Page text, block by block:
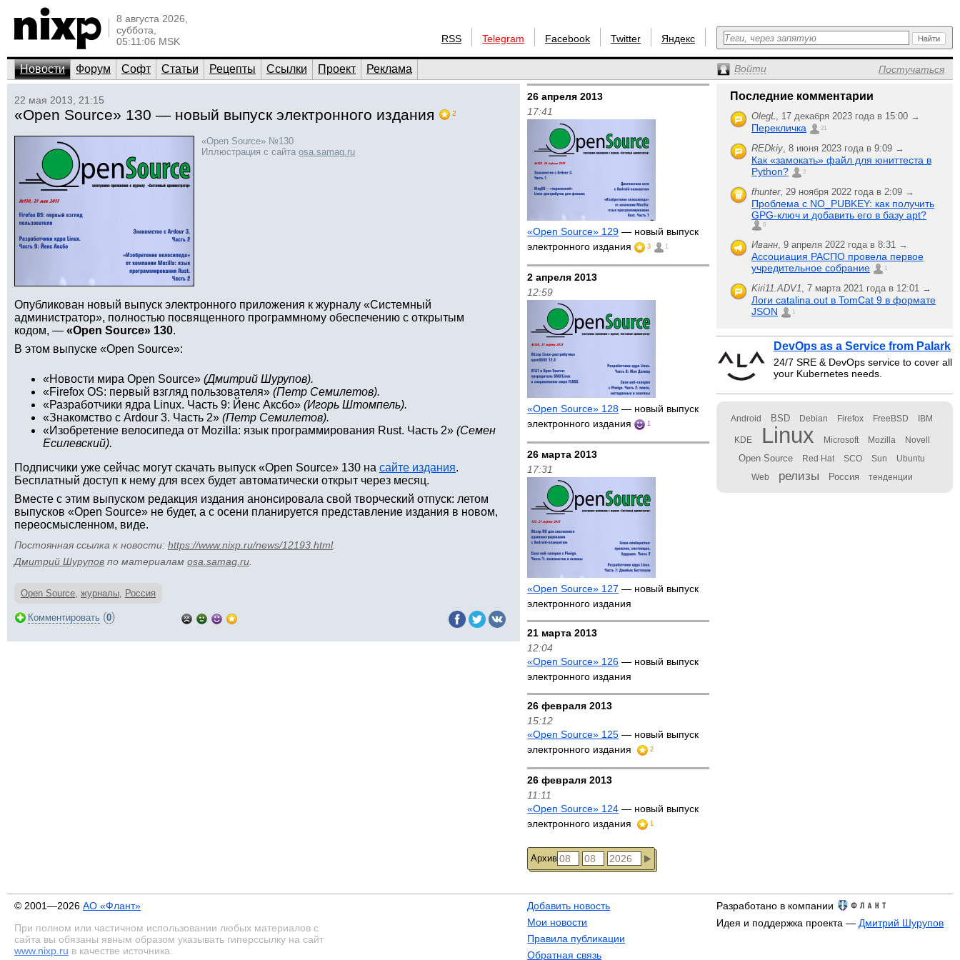
8 августа 2026,
суббота,
05:11:06 MSK
RSS Telegram Facebook Twitter Яндекс
Новости Форум Софт Статьи Рецепты Ссылки Проект Реклама Войти Постучаться
22 мая 2013, 21:15
«Open Source» 130 — новый выпуск электронного издания 2
«Open Source» №130
Иллюстрация с сайта osa.samag.ru
Опубликован новый выпуск электронного приложения к журналу «Системный
администратор», полностью посвященного программному обеспечению с открытым
кодом, — «Open Source» 130.
В этом выпуске «Open Source»:
«Новости мира Open Source» (Дмитрий Шурупов).
«Firefox OS: первый взгляд пользователя» (Петр Семилетов).
«Разработчики ядра Linux. Часть 9: Йенс Аксбо» (Игорь Штомпель).
«Знакомство с Ardour 3. Часть 2» (Петр Семилетов).
«Изобретение велосипеда от Mozilla: язык программирования Rust. Часть 2» (Семен
Есилевский).
Подписчики уже сейчас могут скачать выпуск «Open Source» 130 на сайте издания.
Бесплатный доступ к нему для всех будет автоматически открыт через месяц.
Вместе с этим выпуском редакция издания анонсировала свой творческий отпуск: летом
выпусков «Open Source» не будет, а с осени планируется представление издания в новом,
переосмысленном, виде.
Постоянная ссылка к новости: https://www.nixp.ru/news/12193.html.
Дмитрий Шурупов по материалам osa.samag.ru
Open Source, журналы, Россия
Комментировать (0)
26 апреля 2013
17:41
«Open Source» 129 — новый выпуск
электронного издания
3 1
2 апреля 2013
12:59
«Open Source» 128 — новый выпуск
электронного издания
1
26 марта 2013
17:31
«Open Source» 127 — новый выпуск
электронного издания
21 марта 2013
12:04
«Open Source» 126 — новый выпуск
электронного издания
26 февраля 2013
15:12
«Open Source» 125 — новый выпуск
электронного издания
2
26 февраля 2013
11:11
«Open Source» 124 — новый выпуск
электронного издания
1
Архив
Последние комментарии
OlegL, 17 декабря 2023 года в 15:00 →
Перекличка 21
REDkiy, 8 июня 2023 года в 9:09 →
Как «замокать» файл для юниттеста в
Python?
2
fhunter, 29 ноября 2022 года в 2:09 →
Проблема с NO_PUBKEY: как получить
GPG-ключ и добавить его в базу apt?
6
Иванн, 9 апреля 2022 года в 8:31 →
Ассоциация РАСПО провела первое
учредительное собрание
1
Kiri11.ADV1, 7 марта 2021 года в 12:01 →
Логи catalina.out в TomCat 9 в формате
JSON
1
DevOps as a Service from Palark
24/7 SRE & DevOps service to cover all
your Kubernetes needs.
Android BSD Debian Firefox FreeBSD IBM
KDE Linux Microsoft Mozilla Novell
Open Source Red Hat SCO Sun Ubuntu
Web релизы Россия тенденции
© 2001—2026 АО «Флант»
При полном или частичном использовании любых материалов с
сайта вы обязаны явным образом указывать гиперссылку на сайт
www.nixp.ru в качестве источника.
Добавить новость
Мои новости
Правила публикации
Обратная связь
Разработано в компании
Идея и поддержка проекта — Дмитрий Шурупов